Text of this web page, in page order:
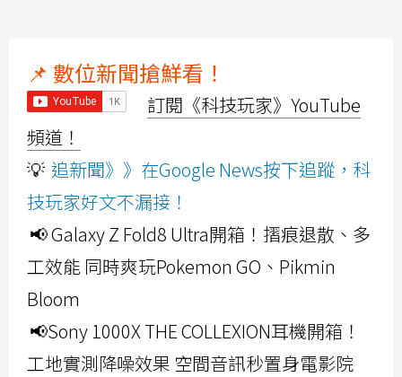
📌 數位新聞搶鮮看！
訂閱《科技玩家》YouTube
頻道！
💡 追新聞》》在Google News按下追蹤，科
技玩家好文不漏接！
📢 Galaxy Z Fold8 Ultra開箱！摺痕退散、多
工效能 同時爽玩Pokemon GO、Pikmin
Bloom
📢Sony 1000X THE COLLEXION耳機開箱！
工地實測降噪效果 空間音訊秒置身電影院